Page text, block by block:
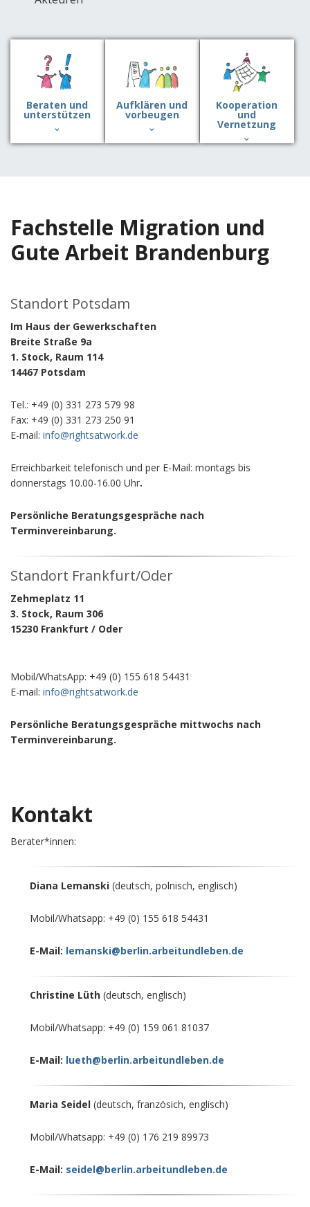
Beraten und
unterstützen
Aufklären und
vorbeugen
Kooperation
und
Vernetzung
Fachstelle Migration und
Gute Arbeit Brandenburg
Standort Potsdam
Im Haus der Gewerkschaften
Breite Straße 9a
1. Stock, Raum 114
14467 Potsdam
Tel.: +49 (0) 331 273 579 98
Fax: +49 (0) 331 273 250 91
E-mail: info@rightsatwork.de
Erreichbarkeit telefonisch und per E-Mail: montags bis
donnerstags 10.00-16.00 Uhr.
Persönliche Beratungsgespräche nach
Terminvereinbarung.
Standort Frankfurt/Oder
Zehmeplatz 11
3. Stock, Raum 306
15230 Frankfurt / Oder
Mobil/WhatsApp: +49 (0) 155 618 54431
E-mail: info@rightsatwork.de
Persönliche Beratungsgespräche mittwochs nach
Terminvereinbarung.
Kontakt
Berater*innen:
Diana Lemanski (deutsch, polnisch, englisch)
Mobil/Whatsapp: +49 (0) 155 618 54431
E-Mail: lemanski@berlin.arbeitundleben.de
Christine Lüth (deutsch, englisch)
Mobil/Whatsapp: +49 (0) 159 061 81037
E-Mail: lueth@berlin.arbeitundleben.de
Maria Seidel (deutsch, französich, englisch)
Mobil/Whatsapp: +49 (0) 176 219 89973
E-Mail: seidel@berlin.arbeitundleben.de